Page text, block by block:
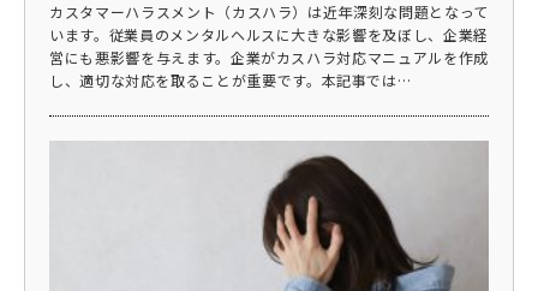
カスタマーハラスメント（カスハラ）は近年深刻な問題となって
います。従業員のメンタルヘルスに大きな影響を及ぼし、企業経
営にも悪影響を与えます。企業がカスハラ対応マニュアルを作成
し、適切な対応を取ることが重要です。本記事では…